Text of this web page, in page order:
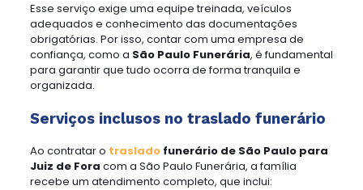
Esse serviço exige uma equipe treinada, veículos
adequados e conhecimento das documentações
obrigatórias. Por isso, contar com uma empresa de
confiança, como a São Paulo Funerária, é fundamental
para garantir que tudo ocorra de forma tranquila e
organizada.
Serviços inclusos no traslado funerário
Ao contratar o trasladofunerário de São Paulo para
Juiz de Fora com a São Paulo Funerária, a família
recebe um atendimento completo, que inclui: